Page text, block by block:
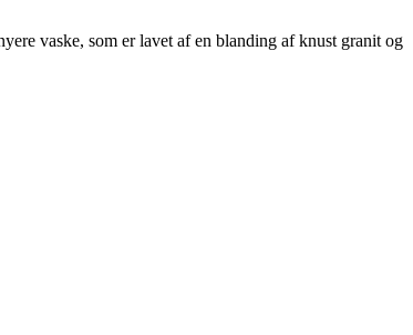
vaske, som er lavet af en blanding af knust granit og